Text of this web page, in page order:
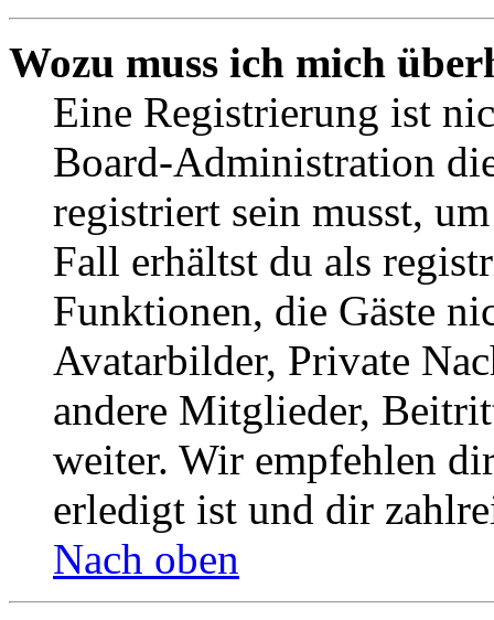
Wozu muss ich mich
Eine Registrierung ist
Board-Administration
registriert sein musst,
Fall erhältst du als
Funktionen, die Gäste
Avatarbilder, Private
andere Mitglieder,
weiter. Wir empfehlen
erledigt ist und dir
Nach oben